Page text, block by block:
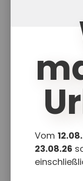
In den
Vom
23.08.26